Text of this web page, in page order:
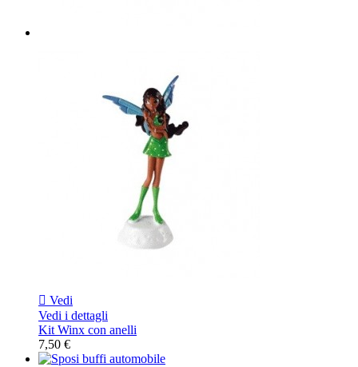
 Vedi
Vedi i dettagli
Kit Winx con anelli
7,50 €